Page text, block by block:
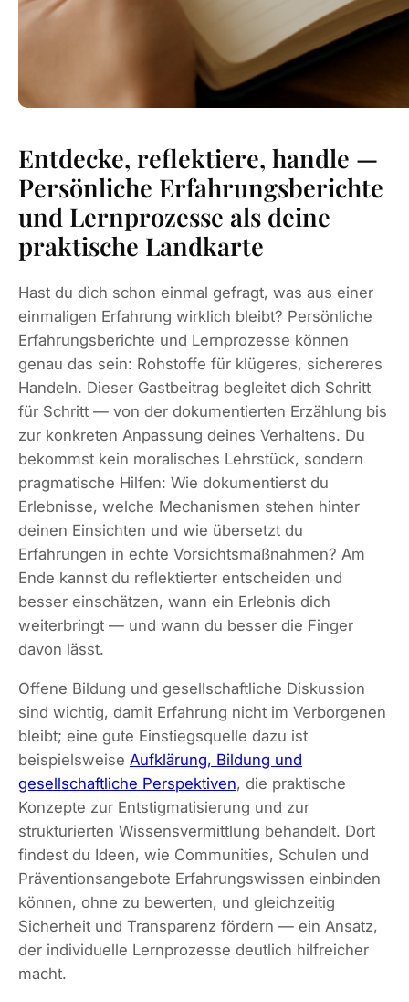
Entdecke, reflektiere, handle —
Persönliche Erfahrungsberichte
und Lernprozesse als deine
praktische Landkarte
Hast du dich schon einmal gefragt, was aus einer
einmaligen Erfahrung wirklich bleibt? Persönliche
Erfahrungsberichte und Lernprozesse können
genau das sein: Rohstoffe für klügeres, sichereres
Handeln. Dieser Gastbeitrag begleitet dich Schritt
für Schritt — von der dokumentierten Erzählung bis
zur konkreten Anpassung deines Verhaltens. Du
bekommst kein moralisches Lehrstück, sondern
pragmatische Hilfen: Wie dokumentierst du
Erlebnisse, welche Mechanismen stehen hinter
deinen Einsichten und wie übersetzt du
Erfahrungen in echte Vorsichtsmaßnahmen? Am
Ende kannst du reflektierter entscheiden und
besser einschätzen, wann ein Erlebnis dich
weiterbringt — und wann du besser die Finger
davon lässt.
Offene Bildung und gesellschaftliche Diskussion
sind wichtig, damit Erfahrung nicht im Verborgenen
bleibt; eine gute Einstiegsquelle dazu ist
beispielsweise Aufklärung, Bildung und
gesellschaftliche Perspektiven, die praktische
Konzepte zur Entstigmatisierung und zur
strukturierten Wissensvermittlung behandelt. Dort
findest du Ideen, wie Communities, Schulen und
Präventionsangebote Erfahrungswissen einbinden
können, ohne zu bewerten, und gleichzeitig
Sicherheit und Transparenz fördern — ein Ansatz,
der individuelle Lernprozesse deutlich hilfreicher
macht.